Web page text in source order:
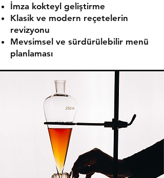
İmza kokteyl geliştirme
Klasik ve modern reçetelerin
revizyonu
Mevsimsel ve sürdürülebilir menü
planlaması